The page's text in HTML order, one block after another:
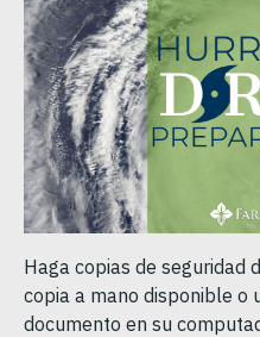
Haga copias de seguridad
copia a mano disponible o
documento en su